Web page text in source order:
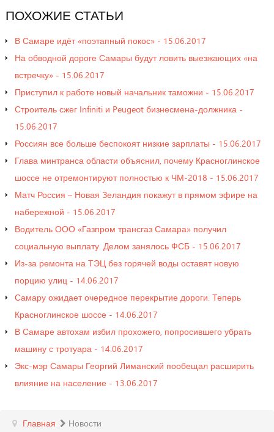
ПОХОЖИЕ СТАТЬИ
В Самаре идёт «поэтапный покос» - 15.06.2017
На обводной дороге Самары будут ловить выезжающих «на
встречку» - 15.06.2017
Приступил к работе новый начальник таможни - 15.06.2017
Строитель сжег Infiniti и Peugeot бизнесмена-должника -
15.06.2017
Россиян все больше беспокоят низкие зарплаты - 15.06.2017
Глава минтранса области объяснил, почему Красноглинское
шоссе не отремонтируют полностью к ЧМ-2018 - 15.06.2017
Матч Россия – Новая Зеландия покажут в прямом эфире на
набережной - 15.06.2017
Водитель ООО «Газпром трансгаз Самара» получил
социальную выплату. Делом занялось ФСБ - 15.06.2017
Из-за ремонта на ТЭЦ без горячей воды оставят новую
порцию улиц - 14.06.2017
Самару ожидает очередное перекрытие дороги. Теперь
Красноглинское шоссе - 14.06.2017
В Самаре автохам избил прохожего, попросившего убрать
машину с тротуара - 14.06.2017
Экс-мэр Самары Георгий Лиманский пообещал расширить
влияние на население - 13.06.2017
Главная Новости